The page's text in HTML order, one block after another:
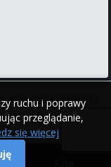
ruchu i poprawy
przeglądanie,
się więcej
|
•iPhone•Android